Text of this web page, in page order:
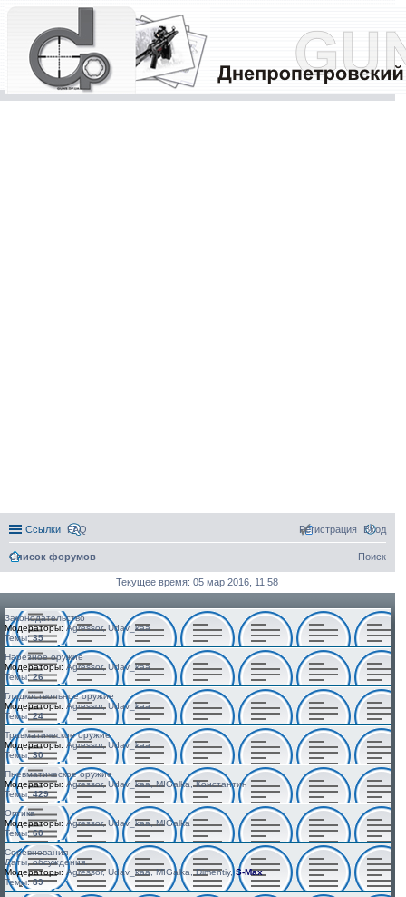
Ссылки FAQ Вход
Регистрация
Список форумов Поиск
Текущее время: 05 мар 2016, 11:58
Законодательство
Модераторы: Agressor, Udav_kaa
Темы:35
Нарезное оружие
Модераторы: Agressor, Udav_kaa
Темы:26
Гладкоствольное оружие
Модераторы: Agressor, Udav_kaa
Темы:24
Травматическое оружие
Модераторы: Agressor, Udav_kaa
Темы:30
Пневматическое оружие
Модераторы: Agressor, Udav_kaa, MIGalka, Константин
Темы:429
Оптика
Модераторы: Agressor, Udav_kaa, MIGalka
Темы:60
Соревнования
Даты, обсуждения.
Модераторы: Agressor, Udav_kaa, MIGalka, Dimentiy,S-Max
Темы:89